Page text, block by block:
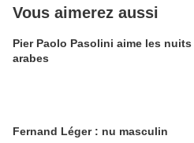
Vous aimerez aussi
Pier Paolo Pasolini aime les nuits
arabes
Fernand Léger : nu masculin